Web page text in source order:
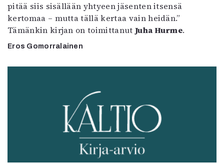
pitää siis sisällään yhtyeen jäsenten itsensä
kertomaa – mutta tällä kertaa vain heidän.”
Tämänkin kirjan on toimittanut Juha Hurme.
Eros Gomorralainen